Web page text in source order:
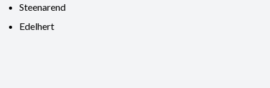
Steenarend
Edelhert